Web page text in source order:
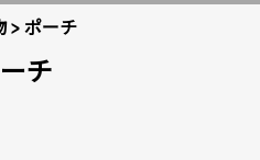
>ポーチ
チ